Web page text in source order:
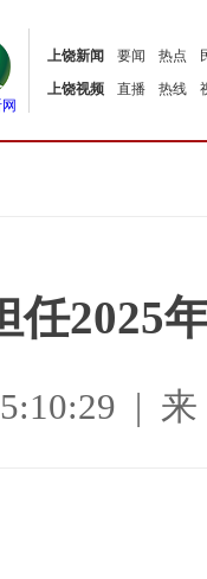
上饶新闻 要闻 热点
上饶视频
直播 热线
任2025
|